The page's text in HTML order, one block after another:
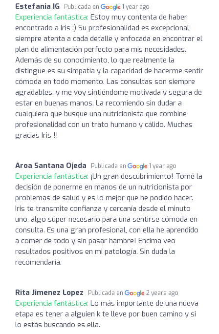
Estefania IG Publicada en 1 year ago
Experiencia fantástica: Estoy muy contenta de haber
encontrado a Iris :) Su profesionalidad es excepcional,
siempre atenta a cada detalle y enfocada en encontrar el
plan de alimentación perfecto para mis necesidades.
Además de su conocimiento, lo que realmente la
distingue es su simpatía y la capacidad de hacerme sentir
cómoda en todo momento. Las consultas son siempre
agradables, y me voy sintiéndome motivada y segura de
estar en buenas manos. La recomiendo sin dudar a
cualquiera que busque una nutricionista que combine
profesionalidad con un trato humano y cálido. Muchas
gracias Iris !!
Aroa Santana Ojeda Publicada en 1 year ago
Experiencia fantástica: ¡Un gran descubrimiento! Tomé la
decisión de ponerme en manos de un nutricionista por
problemas de salud y es lo mejor que he podido hacer.
Iris te transmite confianza y cercanía desde el minuto
uno, algo súper necesario para una sentirse cómoda en
consulta. Es una gran profesional, con ella he aprendido
a comer de todo y sin pasar hambre! Encima veo
resultados positivos en mi patología. Sin duda la
recomendaría.
Rita Jimenez Lopez Publicada en 2 years ago
Experiencia fantástica: Lo más importante de una nueva
etapa es tener a alguien k te lleve por buen camino y si
lo estás buscando es ella.